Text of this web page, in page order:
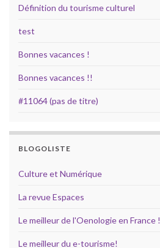
Définition du tourisme culturel
test
Bonnes vacances !
Bonnes vacances !!
#11064 (pas de titre)
BLOGOLISTE
Culture et Numérique
La revue Espaces
Le meilleur de l'Oenologie en France !
Le meilleur du e-tourisme!